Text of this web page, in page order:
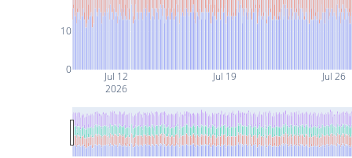
Jul 12
2026
Jul 19 Jul 26
0
10